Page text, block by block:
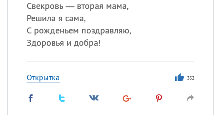
Свекровь — вторая мама,
Решила я сама,
С рожденьем поздравляю,
Здоровья и добра!
Открытка 352